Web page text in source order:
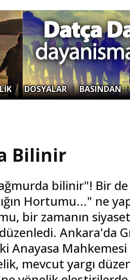
|DOSYALAR|BASINDAN
Bilinir
bilinir"! Bir
Hortumu..." ne
bir zamanın
Ankara'da
Mahkemesi
mevcut yargı